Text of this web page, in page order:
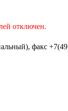
отключен.
факс